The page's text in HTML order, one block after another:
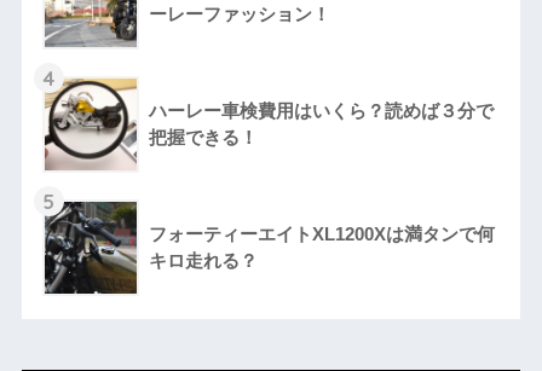
ーレーファッション！
4
ハーレー車検費用はいくら？読めば３分で
把握できる！
5
フォーティーエイトXL1200Xは満タンで何
キロ走れる？